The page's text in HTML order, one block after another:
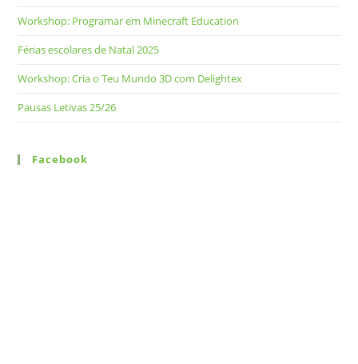
Workshop: Programar em Minecraft Education
Férias escolares de Natal 2025
Workshop: Cria o Teu Mundo 3D com Delightex
Pausas Letivas 25/26
Facebook